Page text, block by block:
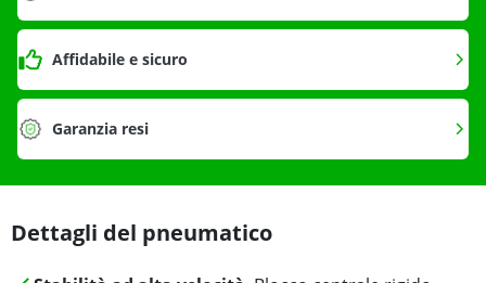
Affidabile e sicuro
Garanzia resi
Dettagli del pneumatico